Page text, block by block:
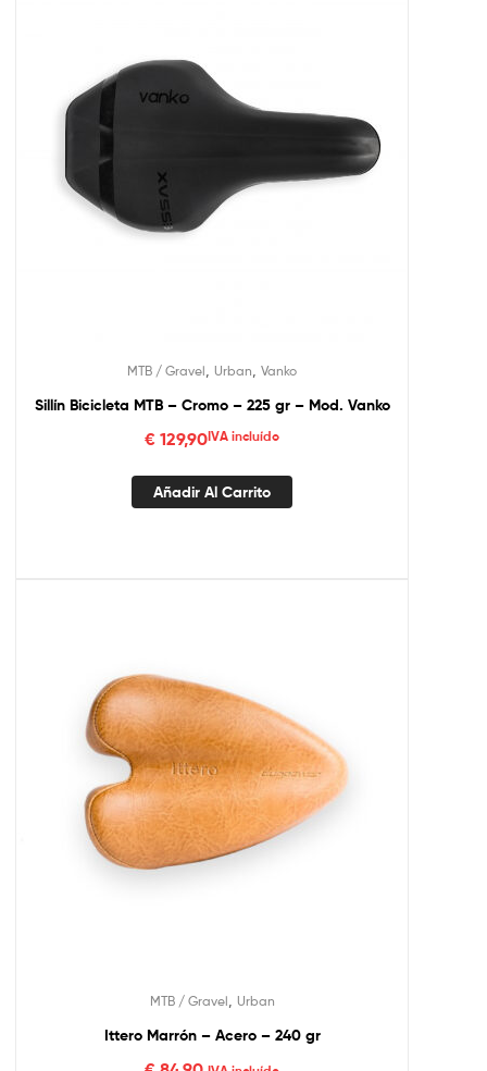
MTB / Gravel Urban Vanko
Sillín Bicicleta MTB – Cromo – 225 gr – Mod. Vanko
€ 129,90IVA incluído
Añadir Al Carrito
MTB / Gravel Urban
Ittero Marrón – Acero – 240 gr